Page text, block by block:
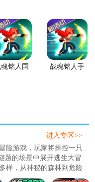
铭人国
战魂铭人手
险游戏，玩家将操控一只
题的场景中展开逃生大冒
样，从神秘的森林到危险
进入专区>>